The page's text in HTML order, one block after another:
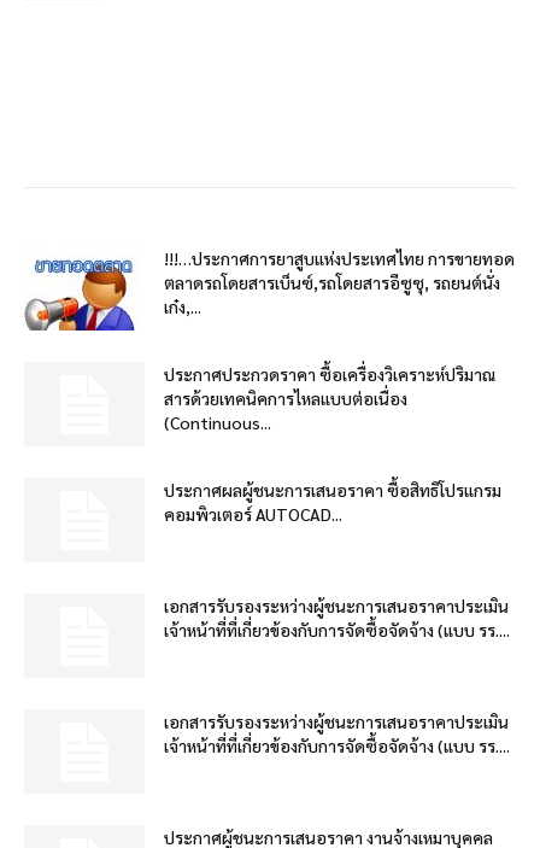
!!!…ประกาศการยาสูบแห่งประเทศไทย การขายทอด
ตลาดรถโดยสารเบ็นซ์,รถโดยสารอีซูซุ, รถยนต์นั่ง
เก๋ง,...
ประกาศประกวดราคา ซื้อเครื่องวิเคราะห์ปริมาณ
สารด้วยเทคนิคการไหลแบบต่อเนื่อง
(Continuous...
ประกาศผลผู้ชนะการเสนอราคา ซื้อสิทธิโปรแกรม
คอมพิวเตอร์ AUTOCAD...
เอกสารรับรองระหว่างผู้ชนะการเสนอราคาประเมิน
เจ้าหน้าที่ที่เกี่ยวข้องกับการจัดซื้อจัดจ้าง (แบบ รร....
เอกสารรับรองระหว่างผู้ชนะการเสนอราคาประเมิน
เจ้าหน้าที่ที่เกี่ยวข้องกับการจัดซื้อจัดจ้าง (แบบ รร....
ประกาศผู้ชนะการเสนอราคา งานจ้างเหมาบุคคล